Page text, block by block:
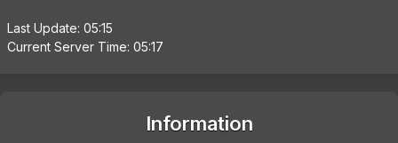
Last Update: 05:15
Current Server Time: 05:17
Information